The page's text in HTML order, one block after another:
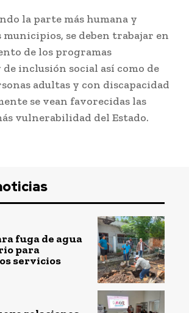
la parte más humana y
municipios, se deben trabajar en
de los programas
inclusión social así como de
adultas y con discapacidad
se vean favorecidas las
vulnerabilidad del Estado.
fuga de agua
para
servicios